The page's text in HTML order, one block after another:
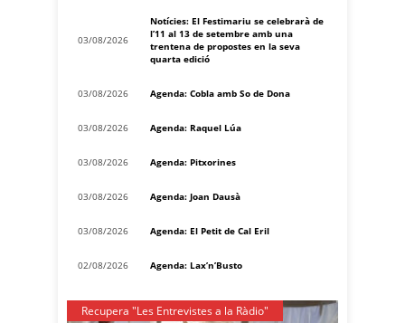
03/08/2026
Notícies: El Festimariu se celebrarà de
l’11 al 13 de setembre amb una
trentena de propostes en la seva
quarta edició
03/08/2026 Agenda: Cobla amb So de Dona
03/08/2026 Agenda: Raquel Lúa
03/08/2026 Agenda: Pitxorines
03/08/2026 Agenda: Joan Dausà
03/08/2026 Agenda: El Petit de Cal Eril
02/08/2026 Agenda: Lax’n’Busto
Recupera "Les Entrevistes a la Ràdio"